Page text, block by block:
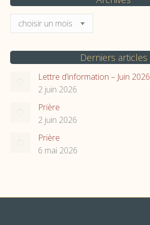
Archives
Derniers articles
Lettre d’information – Juin 2026
2 juin 2026
Prière
2 juin 2026
Prière
6 mai 2026